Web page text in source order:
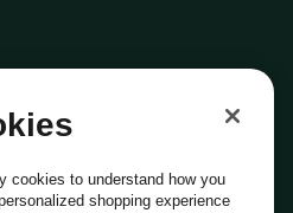
cookies to understand how you
shopping experience